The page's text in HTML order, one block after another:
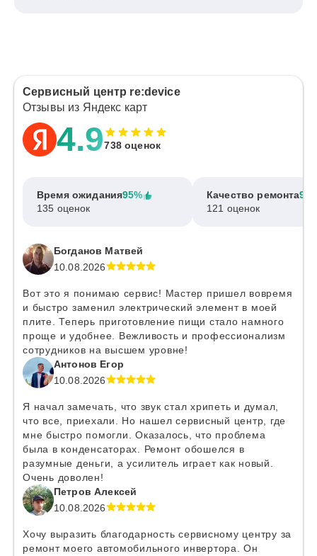
Сервисный центр re:device
Отзывы из Яндекс карт
4.9738 оценок
Время ожидания95%
135 оценок
Качество ремонта
121 оценок
Богданов Матвей
10.08.2026
Вот это я понимаю сервис! Мастер пришел вовремя
и быстро заменил электрический элемент в моей
плите. Теперь приготовление пищи стало намного
проще и удобнее. Вежливость и профессионализм
сотрудников на высшем уровне!
Антонов Егор
10.08.2026
Я начал замечать, что звук стал хрипеть и думал,
что все, приехали. Но нашел сервисный центр, где
мне быстро помогли. Оказалось, что проблема
была в конденсаторах. Ремонт обошелся в
разумные деньги, а усилитель играет как новый.
Очень доволен!
Петров Алексей
10.08.2026
Хочу выразить благодарность сервисному центру за
ремонт моего автомобильного инвертора. Он